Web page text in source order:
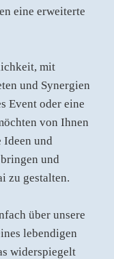
eine erweiterte
mit
und Synergien
Event oder eine
von Ihnen
Ideen und
und
zu gestalten.
über unsere
lebendigen
widerspiegelt